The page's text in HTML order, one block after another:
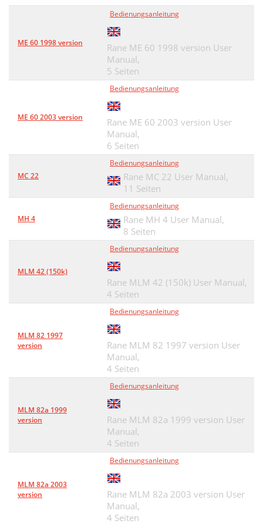
ME 60 1998 version
Bedienungsanleitung
Rane ME 60 1998 version User
Manual,
5 Seiten
ME 60 2003 version
Bedienungsanleitung
Rane ME 60 2003 version User
Manual,
6 Seiten
MC 22
Bedienungsanleitung
Rane MC 22 User Manual,
11 Seiten
MH 4
Bedienungsanleitung
Rane MH 4 User Manual,
8 Seiten
MLM 42 (150k)
Bedienungsanleitung
Rane MLM 42 (150k) User Manual,
4 Seiten
MLM 82 1997
version
Bedienungsanleitung
Rane MLM 82 1997 version User
Manual,
4 Seiten
MLM 82a 1999
version
Bedienungsanleitung
Rane MLM 82a 1999 version User
Manual,
4 Seiten
MLM 82a 2003
version
Bedienungsanleitung
Rane MLM 82a 2003 version User
Manual,
4 Seiten